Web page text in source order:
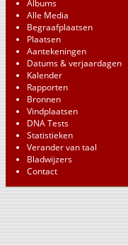
Albums
Alle Media
Begraafplaatsen
Plaatsen
Aantekeningen
Datums & verjaardagen
Kalender
Rapporten
Bronnen
Vindplaatsen
DNA Tests
Statistieken
Verander van taal
Bladwijzers
Contact